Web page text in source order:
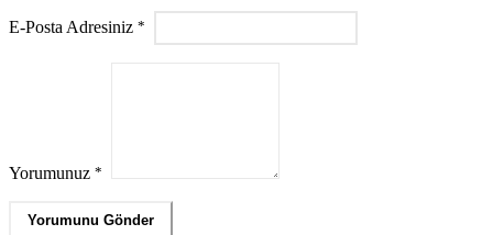
E-Posta Adresiniz
Yorumunuz